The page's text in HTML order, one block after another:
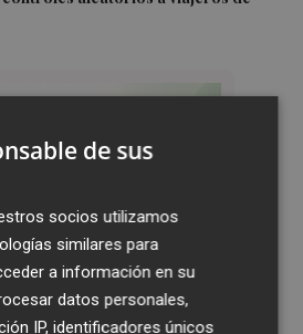
de sus
socios utilizamos
similares para
a información en su
datos personales,
IP, identificadores únicos